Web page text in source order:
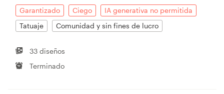
Garantizado Ciego
IA generativa no permitida
Tatuaje
Comunidad y sin fines de lucro
33 diseños
Terminado